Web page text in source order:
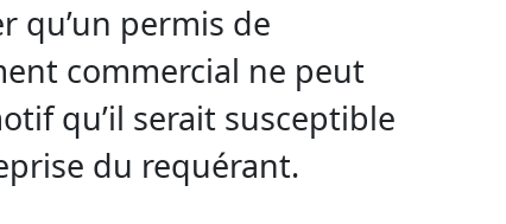
qu’un permis de
commercial ne peut
qu’il serait susceptible
du requérant.